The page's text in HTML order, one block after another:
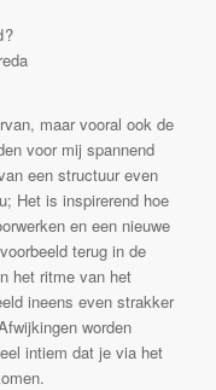
maar vooral ook de
voor mij spannend
een structuur even
Het is inspirerend hoe
en een nieuwe
terug in de
het ritme van het
ineens even strakker
worden
intiem dat je via het